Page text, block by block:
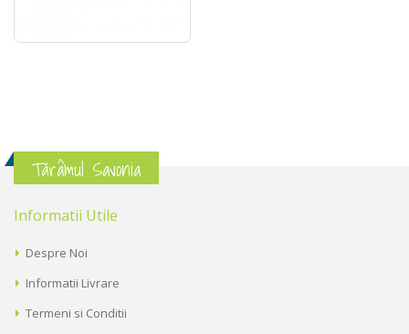
Tărâmul Savonia
Informatii Utile
Despre Noi
Informatii Livrare
Termeni si Conditii